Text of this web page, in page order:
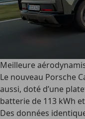
Meilleure
Le nouveau Porsche
aussi, doté d’une
batterie de 113 kWh
Des données